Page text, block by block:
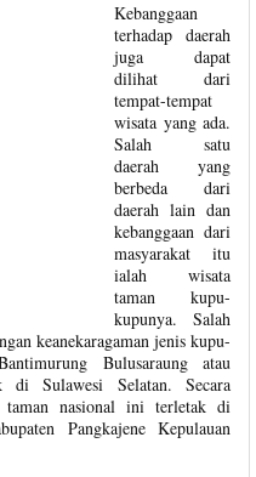
Kebanggaan
terhadap daerah
juga dapat
dilihat dari
tempat-tempat
wisata yang ada.
Salah satu
daerah yang
berbeda dari
daerah lain dan
kebanggaan dari
masyarakat itu
ialah wisata
taman kupu-
kupunya. Salah
keanekaragaman jenis kupu-
Bulusaraung atau
Sulawesi Selatan. Secara
taman nasional ini terletak di
Pangkajene Kepulauan